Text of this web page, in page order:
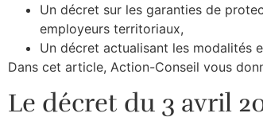
Un décret sur les garanties de
employeurs territoriaux,
Un décret actualisant les modalités
Dans cet article, Action-Conseil vous
Le décret du 3 avril